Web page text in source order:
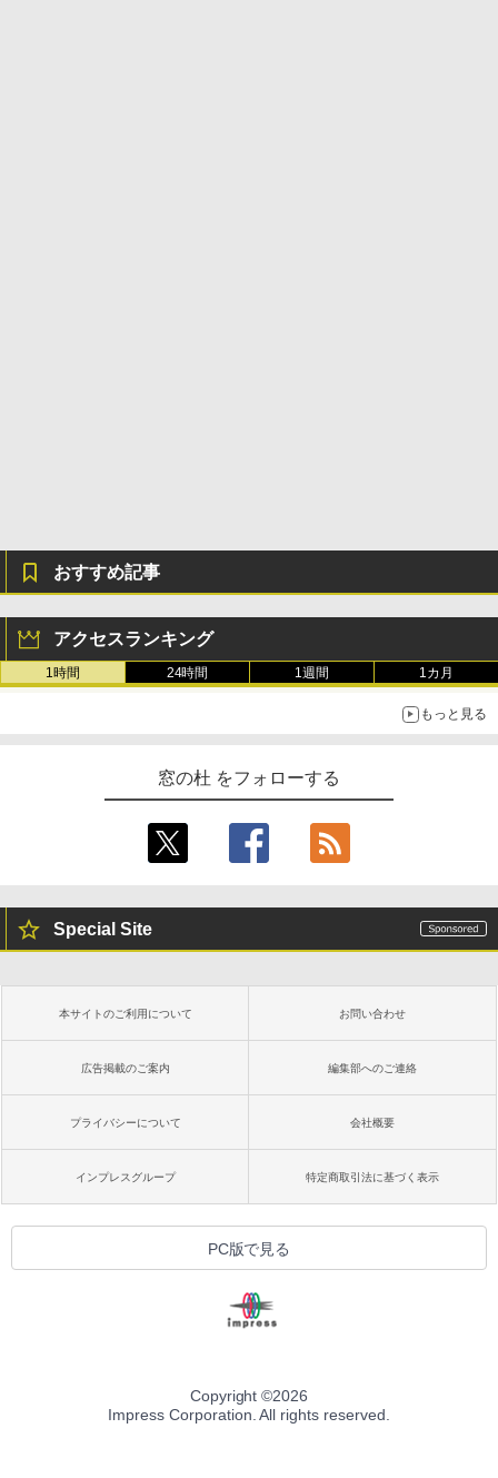
おすすめ記事
アクセスランキング
1時間 24時間 1週間 1カ月
もっと見る
窓の杜 をフォローする
Special Site
本サイトのご利用について お問い合わせ
広告掲載のご案内 編集部へのご連絡
プライバシーについて 会社概要
インプレスグループ 特定商取引法に基づく表示
PC版で見る
Copyright ©2026
Impress Corporation. All rights reserved.